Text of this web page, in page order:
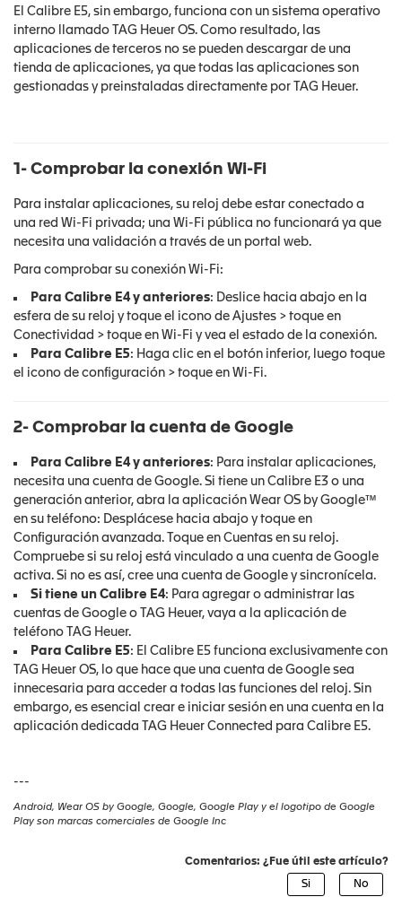
El Calibre E5, sin embargo, funciona con un sistema operativo
interno llamado TAG Heuer OS. Como resultado, las
aplicaciones de terceros no se pueden descargar de una
tienda de aplicaciones, ya que todas las aplicaciones son
gestionadas y preinstaladas directamente por TAG Heuer.
1- Comprobar la conexión Wi-Fi
Para instalar aplicaciones, su reloj debe estar conectado a
una red Wi-Fi privada; una Wi-Fi pública no funcionará ya que
necesita una validación a través de un portal web.
Para comprobar su conexión Wi-Fi:
Para Calibre E4 y anteriores: Deslice hacia abajo en la
esfera de su reloj y toque el icono de Ajustes > toque en
Conectividad > toque en Wi-Fi y vea el estado de la conexión.
Para Calibre E5: Haga clic en el botón inferior, luego toque
el icono de configuración > toque en Wi-Fi.
2- Comprobar la cuenta de Google
Para Calibre E4 y anteriores: Para instalar aplicaciones,
necesita una cuenta de Google. Si tiene un Calibre E3 o una
generación anterior, abra la aplicación Wear OS by Google™
en su teléfono: Desplácese hacia abajo y toque en
Configuración avanzada. Toque en Cuentas en su reloj.
Compruebe si su reloj está vinculado a una cuenta de Google
activa. Si no es así, cree una cuenta de Google y sincronícela.
Si tiene un Calibre E4: Para agregar o administrar las
cuentas de Google o TAG Heuer, vaya a la aplicación de
teléfono TAG Heuer.
Para Calibre E5: El Calibre E5 funciona exclusivamente con
TAG Heuer OS, lo que hace que una cuenta de Google sea
innecesaria para acceder a todas las funciones del reloj. Sin
embargo, es esencial crear e iniciar sesión en una cuenta en la
aplicación dedicada TAG Heuer Connected para Calibre E5.
---
Android, Wear OS by Google, Google, Google Play y el logotipo de Google
Play son marcas comerciales de Google Inc
Comentarios: ¿Fue útil este artículo?